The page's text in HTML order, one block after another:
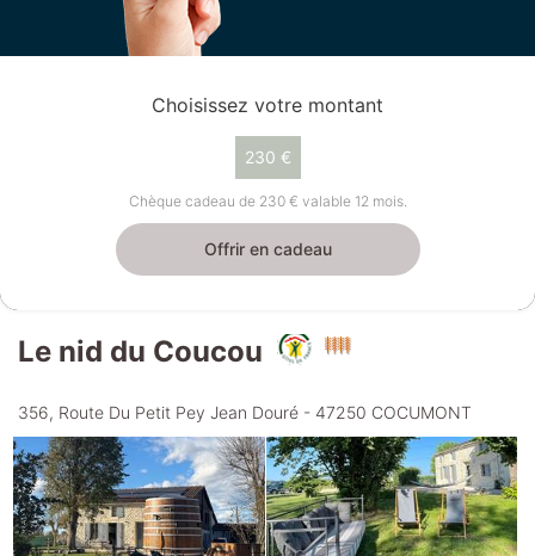
Choisissez votre montant
230 €
Chèque cadeau de 230 € valable 12 mois.
Offrir en cadeau
Le nid du Coucou
356, Route Du Petit Pey Jean Douré - 47250 COCUMONT